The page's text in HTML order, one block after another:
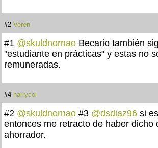
#2 Veren
#1 @skuldnornao Becario también
"estudiante en prácticas" y estas no
remuneradas.
#4 harrycol
#2 @skuldnornao #3 @dsdiaz96 si
entonces me retracto de haber dicho
ahorrador.